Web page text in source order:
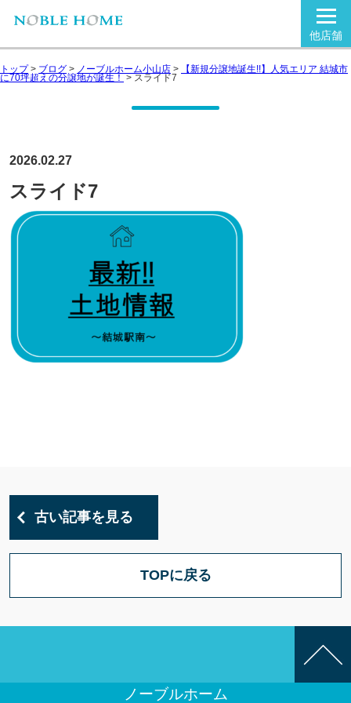
他店舗
トップ> ブログ > ノーブルホーム小山店 > 【新規分譲地誕生!!】人気エリア 結城市
に70坪超えの分譲地が誕生！ > スライド7
2026.02.27
スライド7
古い記事を見る
TOPに戻る
ノーブルホーム